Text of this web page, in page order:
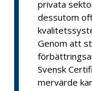
privata
dessutom
Genom att
Svensk
mervärde